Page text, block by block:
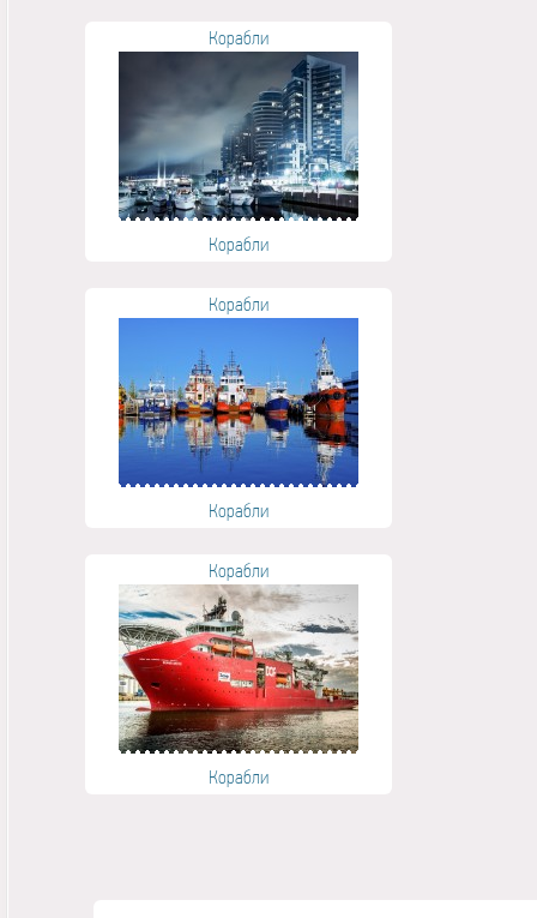
Корабли
Корабли
Корабли
Корабли
Корабли
Корабли